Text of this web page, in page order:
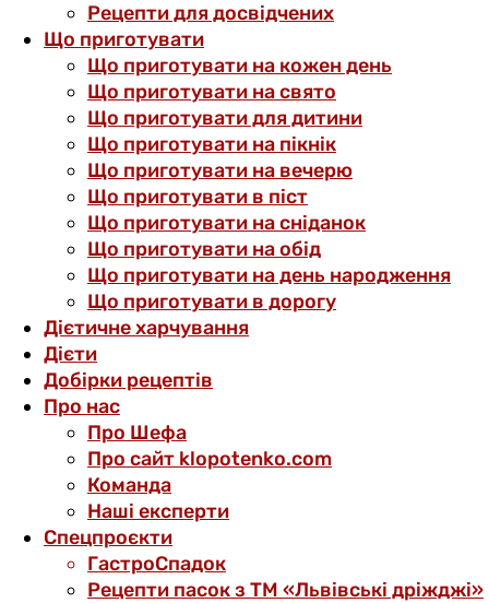
Рецепти для досвідчених
Що приготувати
Що приготувати на кожен день
Що приготувати на свято
Що приготувати для дитини
Що приготувати на пікнік
Що приготувати на вечерю
Що приготувати в піст
Що приготувати на сніданок
Що приготувати на обід
Що приготувати на день народження
Що приготувати в дорогу
Дієтичне харчування
Дієти
Добірки рецептів
Про нас
Про Шефа
Про сайт klopotenko.com
Команда
Наші експерти
Спецпроєкти
ГастроСпадок
Рецепти пасок з ТМ «Львівські дріжджі»